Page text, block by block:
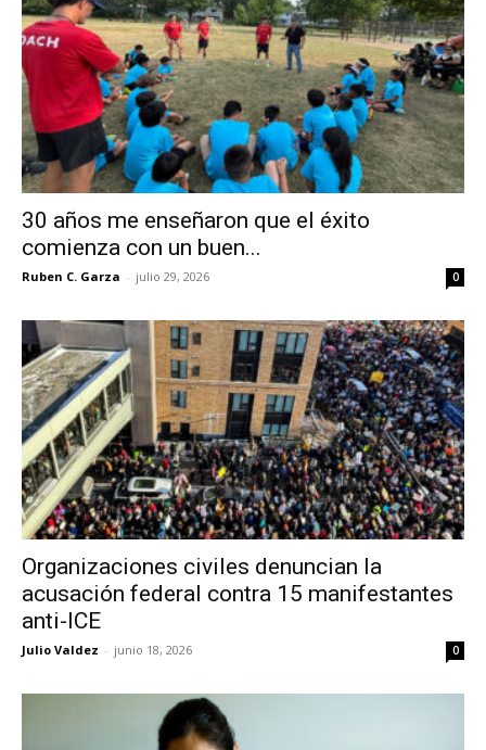
30 años me enseñaron que el éxito
comienza con un buen...
Ruben C. Garza - julio 29, 2026 0
Organizaciones civiles denuncian la
acusación federal contra 15 manifestantes
anti-ICE
Julio Valdez - junio 18, 2026 0